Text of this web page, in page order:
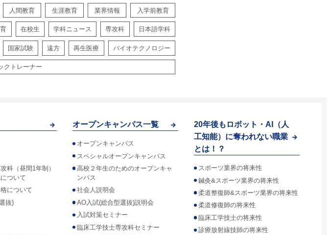
人間教育 生涯教育 業界情報 入学前教育
在校生 学科ニュース 専攻科 日本語学科
国家試験 遠方 再生医療 バイオテクノロジー
クトレーナー
科（昼間1年制）
ついて
について
抜)
オープンキャンパス一覧
オープンキャンパス
スペシャルオープンキャンパス
高校２年生のためのオープンキャ
ンパス
社会人説明会
AO入試(総合型選抜)説明会
入試対策セミナー
臨床工学技士専攻科セミナー
20年後もロボット・AI（人
工知能）に奪われない職業
とは！？
スポーツ業界の将来性
鍼灸&スポーツ業界の将来性
柔道整復師&スポーツ業界の将来性
柔道修復師の将来性
臨床工学技士の将来性
診療放射線技師の将来性